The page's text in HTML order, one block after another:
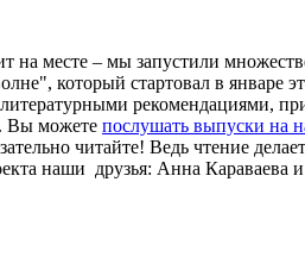
месте – мы запустили
который стартовал в январе
рекомендациями,
Вы можете послушать выпуски на
читайте! Ведь чтение
наши друзья: Анна Караваева